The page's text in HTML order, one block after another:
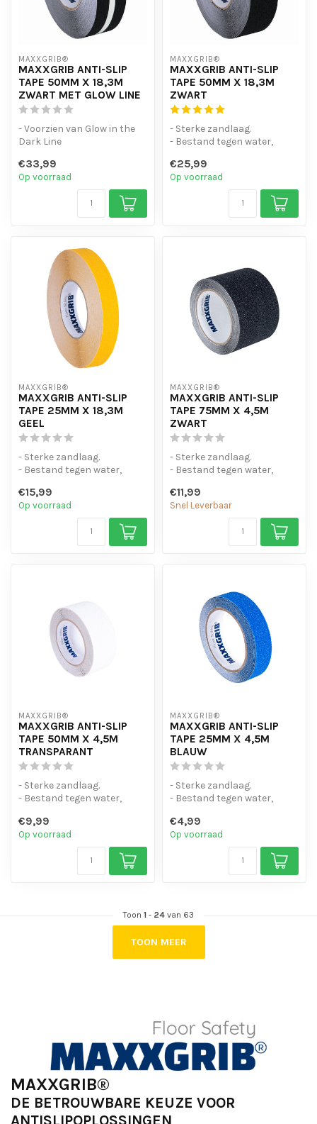
MAXXGRIB®
MAXXGRIB ANTI-SLIP
TAPE 50MM X 18,3M
ZWART MET GLOW LINE
- Voorzien van Glow in the
Dark Line
- Vocht en Waterbest...
€33,99
Op voorraad
MAXXGRIB®
MAXXGRIB ANTI-SLIP
TAPE 50MM X 18,3M
ZWART
- Sterke zandlaag.
- Bestand tegen water,
- Is eenvo...
€25,99
Op voorraad
MAXXGRIB®
MAXXGRIB ANTI-SLIP
TAPE 25MM X 18,3M
GEEL
- Sterke zandlaag.
- Bestand tegen water,
- Is eenvo...
€15,99
Op voorraad
MAXXGRIB®
MAXXGRIB ANTI-SLIP
TAPE 75MM X 4,5M
ZWART
- Sterke zandlaag.
- Bestand tegen water,
- Is eenvo...
€11,99
Snel Leverbaar
MAXXGRIB®
MAXXGRIB ANTI-SLIP
TAPE 50MM X 4,5M
TRANSPARANT
- Sterke zandlaag.
- Bestand tegen water,
- Is eenvo...
€9,99
Op voorraad
MAXXGRIB®
MAXXGRIB ANTI-SLIP
TAPE 25MM X 4,5M
BLAUW
- Sterke zandlaag.
- Bestand tegen water,
- Is eenvo...
€4,99
Op voorraad
Toon 1 - 24 van 63
TOON MEER
MAXXGRIB®
DE BETROUWBARE KEUZE VOOR